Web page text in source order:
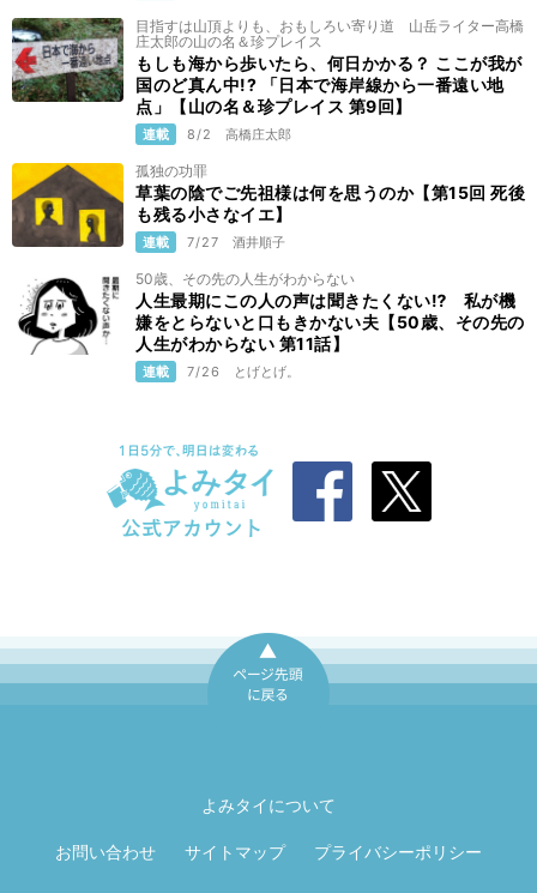
目指すは山頂よりも、おもしろい寄り道 山岳ライター高橋
庄太郎の山の名＆珍プレイス
もしも海から歩いたら、何日かかる？ ここが我が
国のど真ん中!? 「日本で海岸線から一番遠い地
点」【山の名＆珍プレイス 第9回】
連載 8/2 高橋庄太郎
孤独の功罪
草葉の陰でご先祖様は何を思うのか【第15回 死後
も残る小さなイエ】
連載 7/27 酒井順子
50歳、その先の人生がわからない
人生最期にこの人の声は聞きたくない⁉ 私が機
嫌をとらないと口もきかない夫【50歳、その先の
人生がわからない 第11話】
連載 7/26 とげとげ。
よみタイについて
お問い合わせ サイトマップ プライバシーポリシー